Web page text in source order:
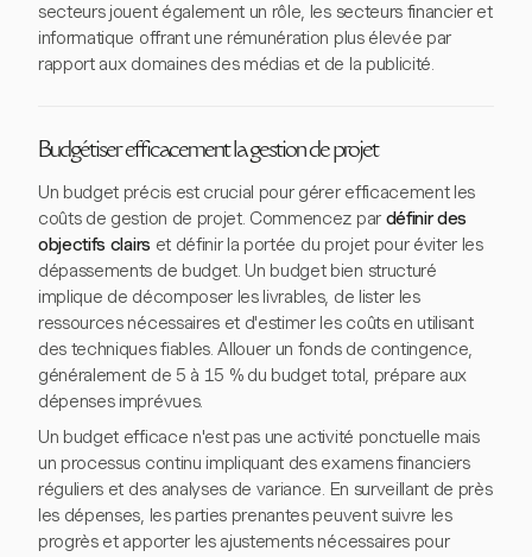
secteurs jouent également un rôle, les secteurs financier et
informatique offrant une rémunération plus élevée par
rapport aux domaines des médias et de la publicité.
Budgétiser efficacement la gestion de projet
Un budget précis est crucial pour gérer efficacement les
coûts de gestion de projet. Commencez par définir des
objectifs clairs et définir la portée du projet pour éviter les
dépassements de budget. Un budget bien structuré
implique de décomposer les livrables, de lister les
ressources nécessaires et d'estimer les coûts en utilisant
des techniques fiables. Allouer un fonds de contingence,
généralement de 5 à 15 % du budget total, prépare aux
dépenses imprévues.
Un budget efficace n'est pas une activité ponctuelle mais
un processus continu impliquant des examens financiers
réguliers et des analyses de variance. En surveillant de près
les dépenses, les parties prenantes peuvent suivre les
progrès et apporter les ajustements nécessaires pour